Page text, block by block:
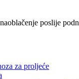
poslije
za proljeće